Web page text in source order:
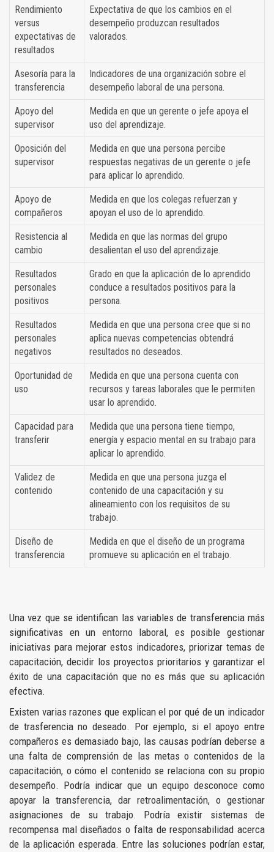
Rendimiento
versus
expectativas de
resultados
Expectativa de que los cambios en el
desempeño produzcan resultados
valorados.
Asesoría para la
transferencia
Indicadores de una organización sobre el
desempeño laboral de una persona.
Apoyo del
supervisor
Medida en que un gerente o jefe apoya el
uso del aprendizaje.
Oposición del
supervisor
Medida en que una persona percibe
respuestas negativas de un gerente o jefe
para aplicar lo aprendido.
Apoyo de
compañeros
Medida en que los colegas refuerzan y
apoyan el uso de lo aprendido.
Resistencia al
cambio
Medida en que las normas del grupo
desalientan el uso del aprendizaje.
Resultados
personales
positivos
Grado en que la aplicación de lo aprendido
conduce a resultados positivos para la
persona.
Resultados
personales
negativos
Medida en que una persona cree que si no
aplica nuevas competencias obtendrá
resultados no deseados.
Oportunidad de
uso
Medida en que una persona cuenta con
recursos y tareas laborales que le permiten
usar lo aprendido.
Capacidad para
transferir
Medida que una persona tiene tiempo,
energía y espacio mental en su trabajo para
aplicar lo aprendido.
Validez de
contenido
Medida en que una persona juzga el
contenido de una capacitación y su
alineamiento con los requisitos de su
trabajo.
Diseño de
transferencia
Medida en que el diseño de un programa
promueve su aplicación en el trabajo.
Una vez que se identifican las variables de transferencia más
significativas en un entorno laboral, es posible gestionar
iniciativas para mejorar estos indicadores, priorizar temas de
capacitación, decidir los proyectos prioritarios y garantizar el
éxito de una capacitación que no es más que su aplicación
efectiva.
Existen varias razones que explican el por qué de un indicador
de trasferencia no deseado. Por ejemplo, si el apoyo entre
compañeros es demasiado bajo, las causas podrían deberse a
una falta de comprensión de las metas o contenidos de la
capacitación, o cómo el contenido se relaciona con su propio
desempeño. Podría indicar que un equipo desconoce como
apoyar la transferencia, dar retroalimentación, o gestionar
asignaciones de su trabajo. Podría existir sistemas de
recompensa mal diseñados o falta de responsabilidad acerca
de la aplicación esperada. Entre las soluciones podrían estar,